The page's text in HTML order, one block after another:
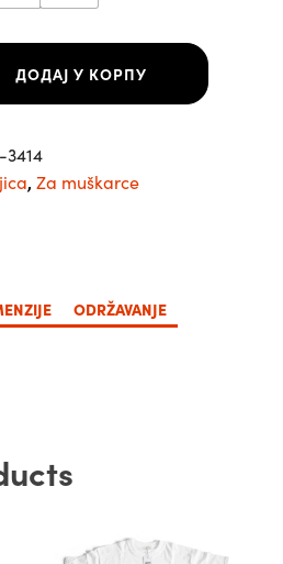
ДОДАЈ У КОРПУ
3414
, Za muškarce
ODRŽAVANJE
производ